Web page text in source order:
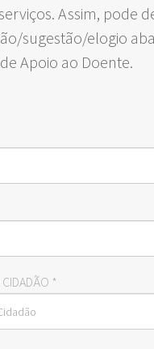
Assim, pode
sugestão/elogio
Apoio ao Doente.
*